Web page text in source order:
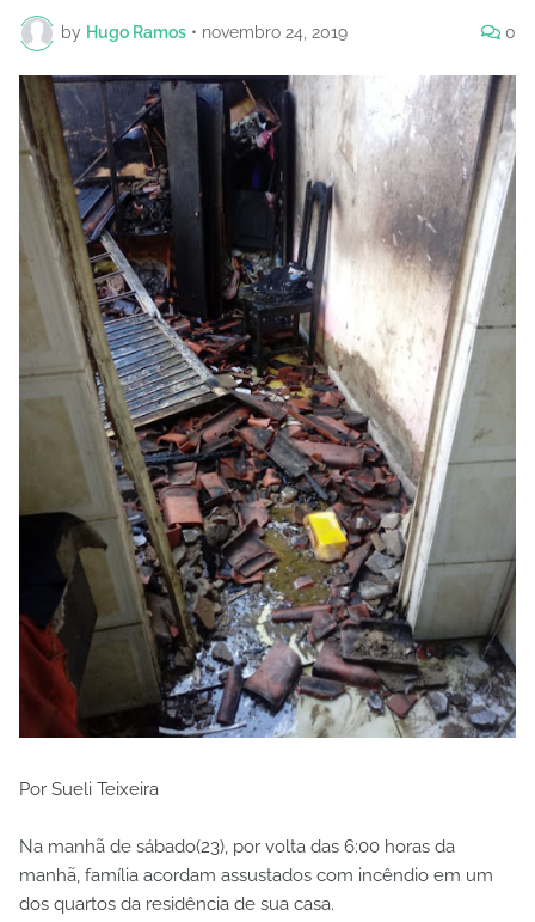
by Hugo Ramos • novembro 24, 2019 0
Por Sueli Teixeira
Na manhã de sábado(23), por volta das 6:00 horas da
manhã, família acordam assustados com incêndio em um
dos quartos da residência de sua casa.